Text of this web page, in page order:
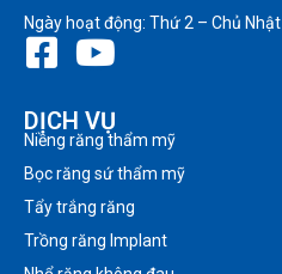
Ngày hoạt động: Thứ 2 – Chủ Nhật
DỊCH VỤ
Niềng răng thẩm mỹ
Bọc răng sứ thẩm mỹ
Tẩy trắng răng
Trồng răng Implant